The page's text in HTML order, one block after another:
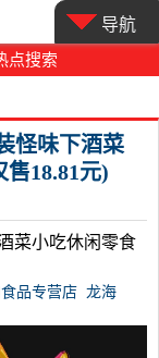
点搜索
导航
怪味下酒菜
18.81元)
菜小吃休闲零食
品专营店 龙海